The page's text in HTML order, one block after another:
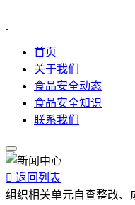
首页
关于我们
食品安全动态
食品安全知识
联系我们
 返回列表
组织相关单元自查整改、